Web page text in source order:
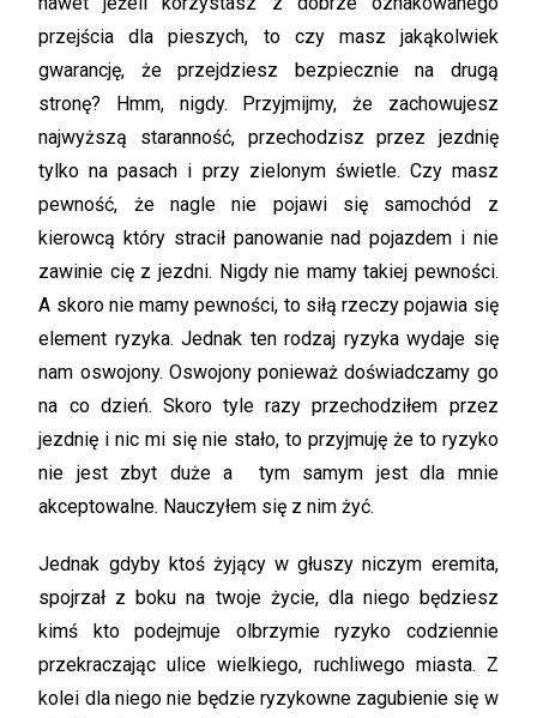
przejścia dla pieszych, to czy masz jakąkolwiek
gwarancję, że przejdziesz bezpiecznie na drugą
stronę? Hmm, nigdy. Przyjmijmy, że zachowujesz
najwyższą staranność, przechodzisz przez jezdnię
tylko na pasach i przy zielonym świetle. Czy masz
pewność, że nagle nie pojawi się samochód z
kierowcą który stracił panowanie nad pojazdem i nie
zawinie cię z jezdni. Nigdy nie mamy takiej pewności.
A skoro nie mamy pewności, to siłą rzeczy pojawia się
element ryzyka. Jednak ten rodzaj ryzyka wydaje się
nam oswojony. Oswojony ponieważ doświadczamy go
na co dzień. Skoro tyle razy przechodziłem przez
jezdnię i nic mi się nie stało, to przyjmuję że to ryzyko
nie jest zbyt duże a tym samym jest dla mnie
akceptowalne. Nauczyłem się z nim żyć.
Jednak gdyby ktoś żyjący w głuszy niczym eremita,
spojrzał z boku na twoje życie, dla niego będziesz
kimś kto podejmuje olbrzymie ryzyko codziennie
przekraczając ulice wielkiego, ruchliwego miasta. Z
kolei dla niego nie będzie ryzykowne zagubienie się w